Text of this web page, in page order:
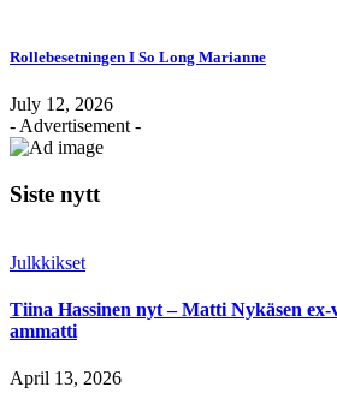
Rollebesetningen I So Long Marianne
July 12, 2026
- Advertisement -
Siste nytt
Julkkikset
Tiina Hassinen nyt – Matti Nykäsen ex-
ammatti
April 13, 2026